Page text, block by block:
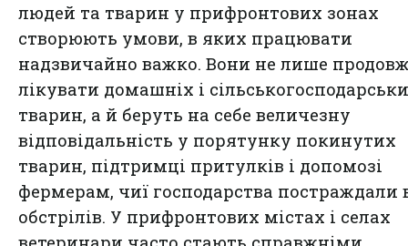
людей та тварин у прифронтових зонах
створюють умови, в яких працювати
надзвичайно важко. Вони не лише
лікувати домашніх і
тварин, а й беруть на себе величезну
відповідальність у порятунку покинутих
тварин, підтримці притулків і допомозі
фермерам, чиї господарства постраждали
обстрілів. У прифронтових містах і селах